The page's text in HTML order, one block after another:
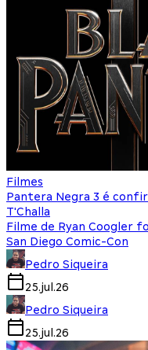
Filmes
Pantera Negra 3 é
T'Challa
Filme de Ryan Coogler
San Diego Comic-Con
Pedro Siqueira
25.jul.26
Pedro Siqueira
25.jul.26